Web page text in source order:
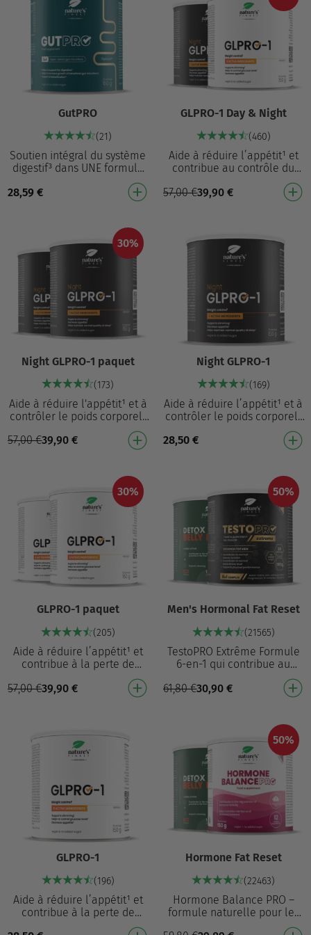
GutPRO
(21)
Soutien intégral du système
digestif³ dans UNE formule
complète NOUVEAU : formule
synergique 3-en-1 : digestion⁷
28,59€
GLPRO-1 Day & Night
(460)
Aide à réduire l’appétit¹ et
contribue au contrôle du
poids¹ Une formule 8-en-1
qui aide à réduire l’appétit¹
57,00€39,90€
30%
Night GLPRO-1 paquet
(173)
Aide à réduire l'appétit¹ et à
contrôler le poids corporel¹
Formule 8-en-1 qui aide à
réduire l'appétit¹ et le poids
57,00€39,90€
Night GLPRO-1
(169)
Aide à réduire l’appétit¹ et à
contrôler le poids corporel¹
Formule 8-en-1 qui aide à
réduire l’appétit¹ et le poids
28,50€
30%
GLPRO-1 paquet
(205)
Aide à réduire l’appétit¹ et
contribue à la perte de
poids¹ Contribue à la perte
de poids⁴ Réduit l’appétit¹
57,00€39,90€
50%
Men's Hormonal Fat Reset
(21565)
TestoPRO Extrême Formule
6-en-1 qui contribue au
fonctionnement musculaire⁴
et au maintien de niveaux
61,80€30,90€
GLPRO-1
(196)
Aide à réduire l’appétit¹ et
contribue à la perte de
poids¹ Contribue à la perte
50%
Hormone Fat Reset
(22463)
Hormone Balance PRO –
formule naturelle pour les